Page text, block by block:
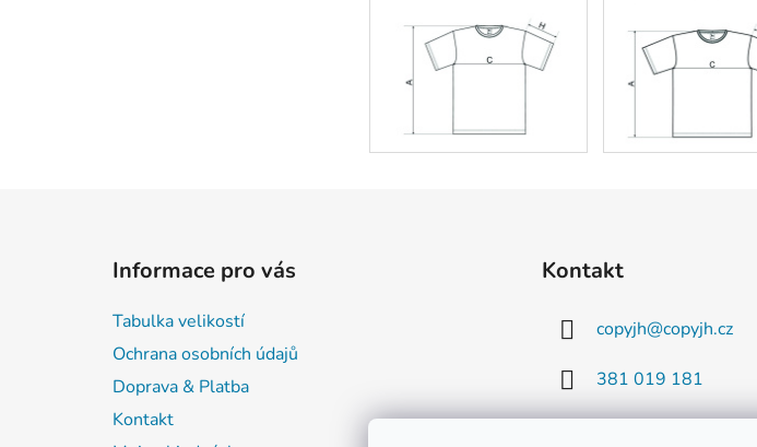
Informace pro vás
Tabulka velikostí
Ochrana osobních údajů
Doprava & Platba
Kontakt
Kontakt
copyjh@copyjh.cz
381 019 181